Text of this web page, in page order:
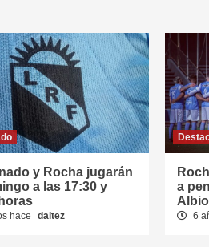
y Rocha jugarán
a las 17:30 y
hace daltez
a
6